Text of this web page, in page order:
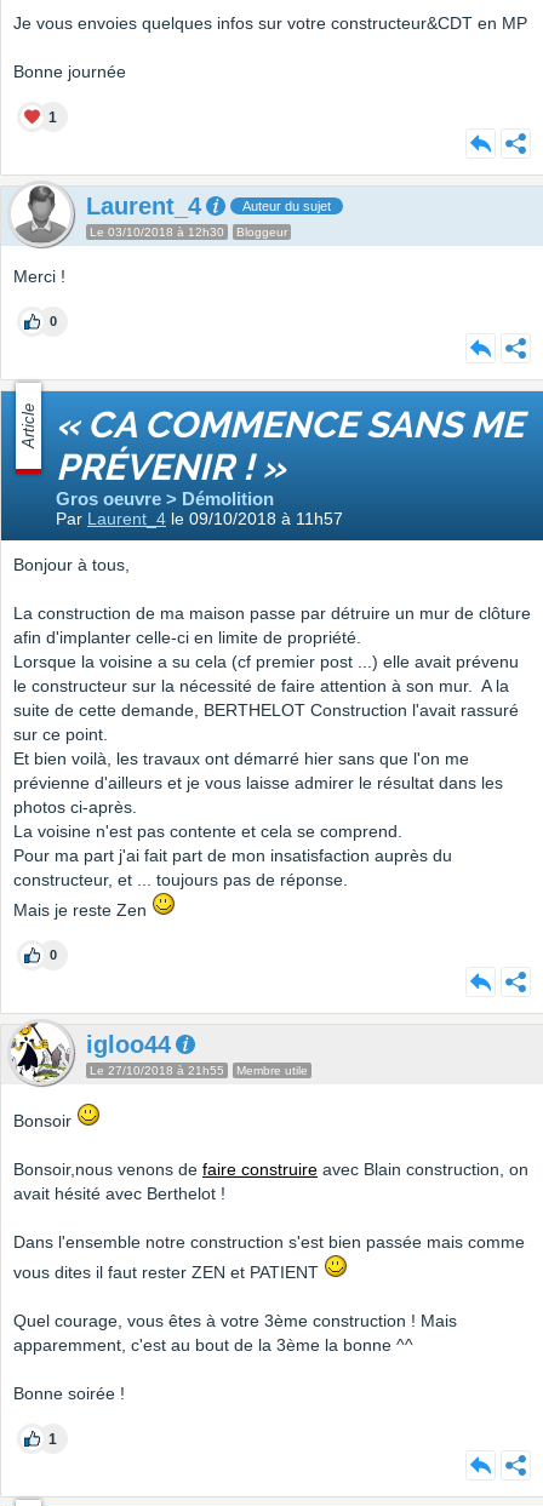
Je vous envoies quelques infos sur votre constructeur&CDT en MP
Bonne journée
1
Laurent_4 Auteur du sujet
Le 03/10/2018 à 12h30 Bloggeur
Merci !
0
Article « CA COMMENCE SANS ME
PRÉVENIR ! »
Gros oeuvre > Démolition
Par Laurent_4 le 09/10/2018 à 11h57
Bonjour à tous,
La construction de ma maison passe par détruire un mur de clôture
afin d'implanter celle-ci en limite de propriété.
Lorsque la voisine a su cela (cf premier post ...) elle avait prévenu
le constructeur sur la nécessité de faire attention à son mur. A la
suite de cette demande, BERTHELOT Construction l'avait rassuré
sur ce point.
Et bien voilà, les travaux ont démarré hier sans que l'on me
prévienne d'ailleurs et je vous laisse admirer le résultat dans les
photos ci-après.
La voisine n'est pas contente et cela se comprend.
Pour ma part j'ai fait part de mon insatisfaction auprès du
constructeur, et ... toujours pas de réponse.
Mais je reste Zen
0
igloo44
Le 27/10/2018 à 21h55 Membre utile
Bonsoir
Bonsoir,nous venons de faire construire avec Blain construction, on
avait hésité avec Berthelot !
Dans l'ensemble notre construction s'est bien passée mais comme
vous dites il faut rester ZEN et PATIENT
Quel courage, vous êtes à votre 3ème construction ! Mais
apparemment, c'est au bout de la 3ème la bonne ^^
Bonne soirée !
1